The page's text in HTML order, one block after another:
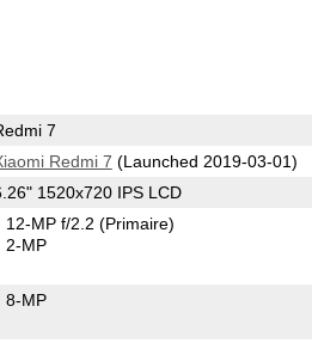
7
Redmi 7 (Launched 2019-03-01)
1520x720 IPS LCD
12-MP f/2.2(Primaire)
2-MP
8-MP